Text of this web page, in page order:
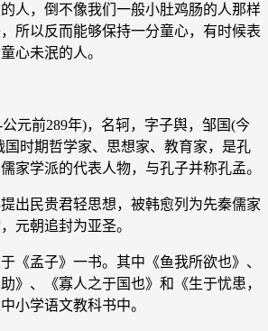
人，倒不像我们一般小肚鸡肠的人那样
所以反而能够保持一分童心，有时候表
心未泯的人。
元前289年)，名轲，字子舆，邹国(今
国时期哲学家、思想家、教育家，是孔
家学派的代表人物，与孔子并称孔孟。
出民贵君轻思想，被韩愈列为先秦儒家
元朝追封为亚圣。
《孟子》一书。其中《鱼我所欲也》、
》、《寡人之于国也》和《生于忧患，
小学语文教科书中。